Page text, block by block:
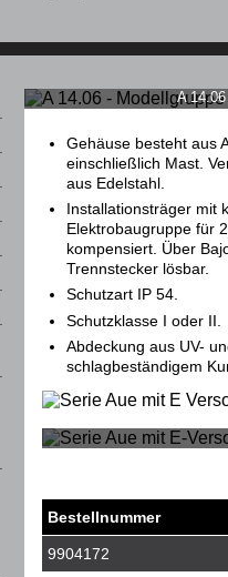
A
Gehäuse besteht aus
einschließlich Mast.
aus Edelstahl.
Installationsträger mit
Elektrobaugruppe für
kompensiert. Über
Trennstecker lösbar.
Schutzart IP 54.
Schutzklasse I oder II.
Abdeckung aus UV-
schlagbeständigem
Bestellnummer
9904172